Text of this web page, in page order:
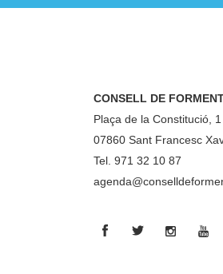
CONSELL DE
Plaça de la Constitució, 1
07860 Sant Francesc
Tel. 971 32 10 87